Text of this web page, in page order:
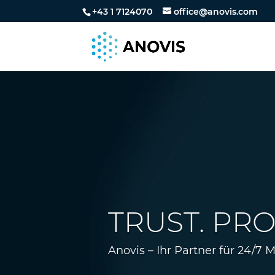
+43 1 7124070 office@anovis.com
TRUST.
Anovis – Ihr Partner für 24/7